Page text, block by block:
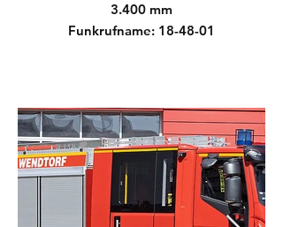
3.400 mm
Funkrufname: 18-48-01